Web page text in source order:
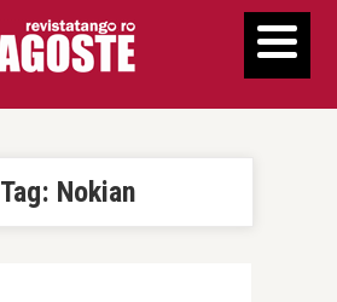
Tag: Nokian